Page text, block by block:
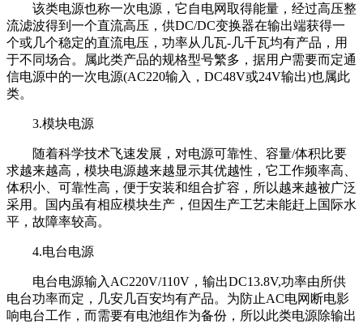
该类电源也称一次电源，它自电网取得能量，经过高压整
流滤波得到一个直流高压，供DC/DC变换器在输出端获得一
个或几个稳定的直流电压，功率从几瓦-几千瓦均有产品，用
于不同场合。属此类产品的规格型号繁多，据用户需要而定通
信电源中的一次电源(AC220输入，DC48V或24V输出)也属此
类。
3.模块电源
随着科学技术飞速发展，对电源可靠性、容量/体积比要
求越来越高，模块电源越来越显示其优越性，它工作频率高、
体积小、可靠性高，便于安装和组合扩容，所以越来越被广泛
采用。国内虽有相应模块生产，但因生产工艺未能赶上国际水
平，故障率较高。
4.电台电源
电台电源输入AC220V/110V，输出DC13.8V,功率由所供
电台功率而定，几安几百安均有产品。为防止AC电网断电影
响电台工作，而需要有电池组作为备份，所以此类电源除输出